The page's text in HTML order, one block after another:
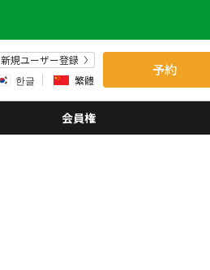
新規ユーザー登録
한글 繁體
予約
会員権